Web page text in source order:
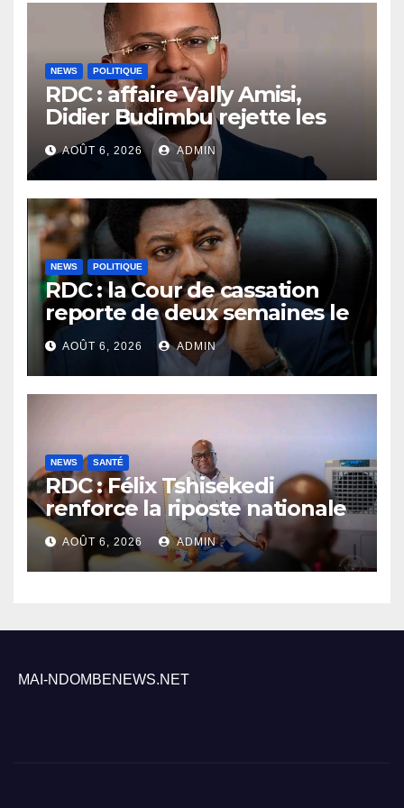
Kongo Central
NEWS POLITIQUE
RDC : affaire Vally Amisi,
Didier Budimbu rejette les
accusations et appelle à
laisser la justice établir la
vérité
AOÛT 6, 2026 ADMIN
NEWS POLITIQUE
RDC : la Cour de cassation
reporte de deux semaines le
procès Frivao
AOÛT 6, 2026 ADMIN
NEWS SANTÉ
RDC : Félix Tshisekedi
renforce la riposte nationale
contre l’épidémie d’Ebola
AOÛT 6, 2026 ADMIN
MAI-NDOMBENEWS.NET